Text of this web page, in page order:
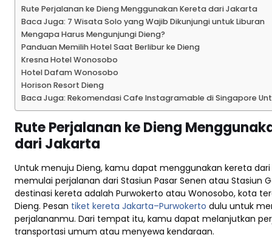
Rute Perjalanan ke Dieng Menggunakan Kereta dari Jakarta
Baca Juga: 7 Wisata Solo yang Wajib Dikunjungi untuk Liburan
Mengapa Harus Mengunjungi Dieng?
Panduan Memilih Hotel Saat Berlibur ke Dieng
Kresna Hotel Wonosobo
Hotel Dafam Wonosobo
Horison Resort Dieng
Baca Juga: Rekomendasi Cafe Instagramable di Singapore
Rute Perjalanan ke Dieng
dari Jakarta
Untuk menuju Dieng, kamu dapat menggunakan kereta
memulai perjalanan dari Stasiun Pasar Senen atau Stasiun
destinasi kereta adalah Purwokerto atau Wonosobo, kota
Dieng. Pesan tiket kereta Jakarta–Purwokerto dulu untuk
perjalananmu. Dari tempat itu, kamu dapat melanjutkan
transportasi umum atau menyewa kendaraan.